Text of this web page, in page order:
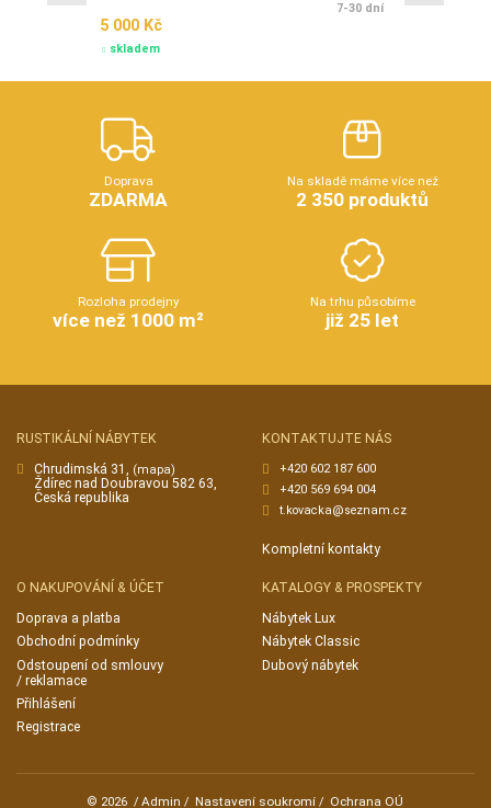
5 000 Kč
skladem
7-30 dní
Doprava
ZDARMA
Na skladě máme více než
2 350 produktů
Rozloha prodejny
více než 1000 m²
Na trhu působíme
již 25 let
RUSTIKÁLNÍ NÁBYTEK
Chrudimská 31, (mapa)
Ždírec nad Doubravou 582 63,
Česká republika
KONTAKTUJTE NÁS
+420 602 187 600
+420 569 694 004
t.kovacka@seznam.cz
Kompletní kontakty
O NAKUPOVÁNÍ & ÚČET
Doprava a platba
Obchodní podmínky
Odstoupení od smlouvy
/ reklamace
Přihlášení
Registrace
KATALOGY & PROSPEKTY
Nábytek Lux
Nábytek Classic
Dubový nábytek
© 2026 / Admin / Nastavení soukromí / Ochrana OÚ